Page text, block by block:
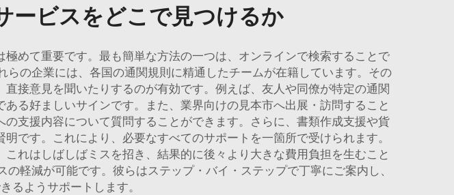
ービスをどこで見つけるか
めて重要です。最も簡単な方法の一つは、オンラインで検索することで
の企業には、各国の通関規則に精通したチームが在籍しています。その
接意見を聞いたりするのが有効です。例えば、友人や同僚が特定の通関
る好ましいサインです。また、業界向けの見本市へ出展・訪問すること
支援内容について質問することができます。さらに、書類作成支援や貨
です。これにより、必要なすべてのサポートを一箇所で受けられます。
れはしばしばミスを招き、結果的に後々より大きな費用負担を生むこと
軽減が可能です。彼らはステップ・バイ・ステップで丁寧にご案内し、
るようサポートします。